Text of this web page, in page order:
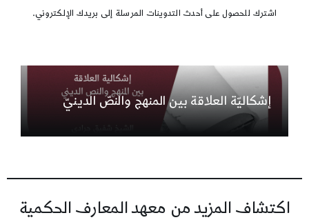
اشترك للحصول على أحدث التدوينات المرسلة إلى بريدك الإلكتروني.
إشكاليّة العلاقة بين المنهج والنصّ الدينيّ
اكتشاف المزيد من معهد المعارف الحكمية